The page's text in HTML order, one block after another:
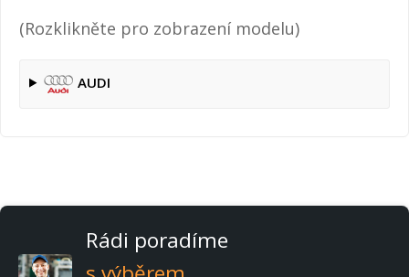
(Rozklikněte pro zobrazení modelu)
AUDI
Rádi poradíme